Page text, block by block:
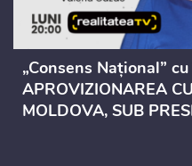
„Consens Național”
APROVIZIONAREA
MOLDOVA, SUB